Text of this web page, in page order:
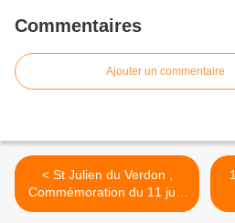
Commentaires
Ajouter un commentaire
< St Julien du Verdon ,
Commémoration du 11 juin
44, 69 eme anniversaire